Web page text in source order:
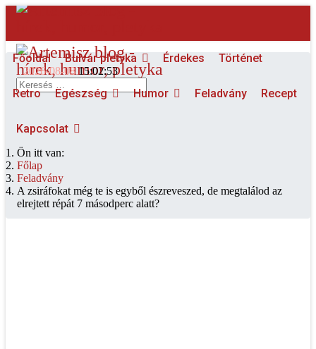
2026-08-08 15:02:53
Keresés...
Főoldal Bulvár pletyka Érdekes Történet
Retro Egészség Humor Feladvány Recept
Kapcsolat
Ön itt van:
Főlap
Feladvány
A zsiráfokat még te is egyből észreveszed, de megtalálod az
elrejtett répát 7 másodperc alatt?